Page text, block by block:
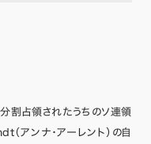
割占領されたうちのソ連領
アンナ・アーレント）の自